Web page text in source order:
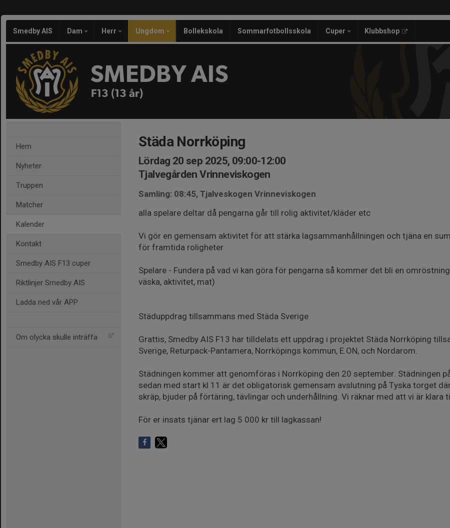
Smedby AIS Dam Herr Ungdom Bollekskola Sommarfotbollsskola Cuper Klubbshop
SMEDBY AIS
F13 (13 år)
Hem
Nyheter
Truppen
Matcher
Kalender
Kontakt
Smedby AIS F13 cuper
Riktlinjer Smedby AIS
Ladda ned vår APP
Om olycka skulle inträffa
Städa Norrköping
Lördag 20 sep 2025, 09:00-12:00
Tjalvegården Vrinneviskogen
Samling: 08:45, Tjalveskogen Vrinneviskogen
alla spelare deltar då pengarna går till rolig aktivitet/kläder etc
Vi gör en gemensam aktivitet för att stärka lagsammanhållningen och tjäna en
för framtida roligheter
Spelare - Fundera på vad vi kan göra för pengarna så kommer det bli en
väska, aktivitet, mat)
Städuppdrag tillsammans med Städa Sverige
Grattis, Smedby AIS F13 har tilldelats ett uppdrag i projektet Städa Norrköping
Sverige, Returpack-Pantamera, Norrköpings kommun, E.ON, och Nordarom.
Städningen kommer att genomföras i Norrköping den 20 september. Städningen
sedan med start kl 11 är det obligatorisk gemensam avslutning på Tyska torget
skräp, bjuder på förtäring, tävlingar och underhållning. Vi räknar med att vi är klara
För er insats tjänar ert lag 5 000 kr till lagkassan!